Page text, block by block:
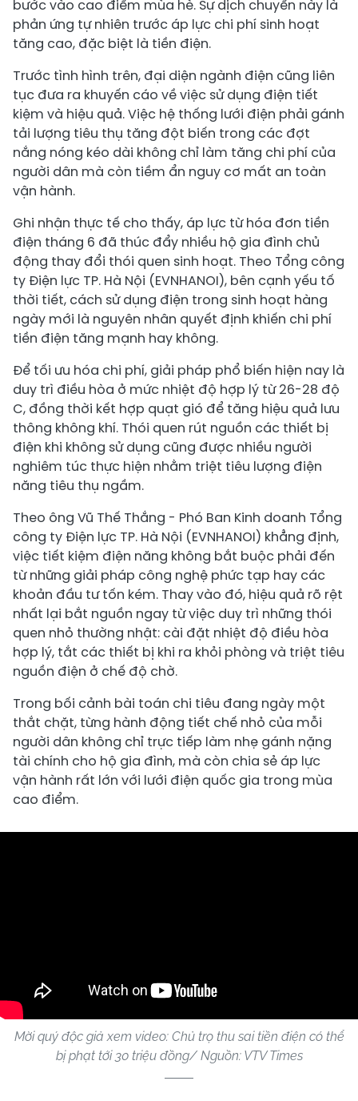
bước vào cao điểm mùa hè. Sự dịch chuyển này là
phản ứng tự nhiên trước áp lực chi phí sinh hoạt
tăng cao, đặc biệt là tiền điện.
Trước tình hình trên, đại diện ngành điện cũng liên
tục đưa ra khuyến cáo về việc sử dụng điện tiết
kiệm và hiệu quả. Việc hệ thống lưới điện phải gánh
tải lượng tiêu thụ tăng đột biến trong các đợt
nắng nóng kéo dài không chỉ làm tăng chi phí của
người dân mà còn tiềm ẩn nguy cơ mất an toàn
vận hành.
Ghi nhận thực tế cho thấy, áp lực từ hóa đơn tiền
điện tháng 6 đã thúc đẩy nhiều hộ gia đình chủ
động thay đổi thói quen sinh hoạt. Theo Tổng công
ty Điện lực TP. Hà Nội (EVNHANOI), bên cạnh yếu tố
thời tiết, cách sử dụng điện trong sinh hoạt hàng
ngày mới là nguyên nhân quyết định khiến chi phí
tiền điện tăng mạnh hay không.
Để tối ưu hóa chi phí, giải pháp phổ biến hiện nay là
duy trì điều hòa ở mức nhiệt độ hợp lý từ 26-28 độ
C, đồng thời kết hợp quạt gió để tăng hiệu quả lưu
thông không khí. Thói quen rút nguồn các thiết bị
điện khi không sử dụng cũng được nhiều người
nghiêm túc thực hiện nhằm triệt tiêu lượng điện
năng tiêu thụ ngầm.
Theo ông Vũ Thế Thắng - Phó Ban Kinh doanh Tổng
công ty Điện lực TP. Hà Nội (EVNHANOI) khẳng định,
việc tiết kiệm điện năng không bắt buộc phải đến
từ những giải pháp công nghệ phức tạp hay các
khoản đầu tư tốn kém. Thay vào đó, hiệu quả rõ rệt
nhất lại bắt nguồn ngay từ việc duy trì những thói
quen nhỏ thường nhật: cài đặt nhiệt độ điều hòa
hợp lý, tắt các thiết bị khi ra khỏi phòng và triệt tiêu
nguồn điện ở chế độ chờ.
Trong bối cảnh bài toán chi tiêu đang ngày một
thắt chặt, từng hành động tiết chế nhỏ của mỗi
người dân không chỉ trực tiếp làm nhẹ gánh nặng
tài chính cho hộ gia đình, mà còn chia sẻ áp lực
vận hành rất lớn với lưới điện quốc gia trong mùa
cao điểm.
Mời quý độc giả xem video: Chủ trọ thu sai tiền điện có thể
bị phạt tới 30 triệu đồng/ Nguồn: VTV Times